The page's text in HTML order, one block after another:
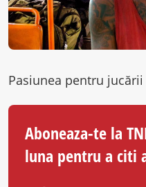
Aboneaza-te la
luna pentru a citi